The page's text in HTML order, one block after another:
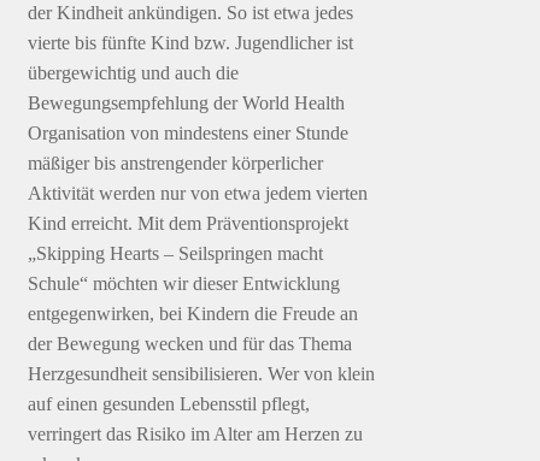
der Kindheit ankündigen. So ist etwa jedes
vierte bis fünfte Kind bzw. Jugendlicher ist
übergewichtig und auch die
Bewegungsempfehlung der World Health
Organisation von mindestens einer Stunde
mäßiger bis anstrengender körperlicher
Aktivität werden nur von etwa jedem vierten
Kind erreicht. Mit dem Präventionsprojekt
„Skipping Hearts – Seilspringen macht
Schule“ möchten wir dieser Entwicklung
entgegenwirken, bei Kindern die Freude an
der Bewegung wecken und für das Thema
Herzgesundheit sensibilisieren. Wer von klein
auf einen gesunden Lebensstil pflegt,
verringert das Risiko im Alter am Herzen zu